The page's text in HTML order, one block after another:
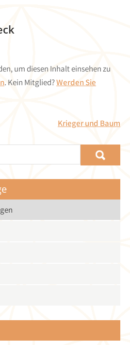
um diesen Inhalt einsehen zu
. Kein Mitglied?Werden Sie
Krieger und Baum